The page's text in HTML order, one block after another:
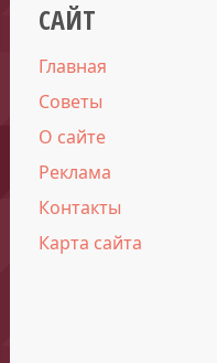
САЙТ
Главная
Советы
О сайте
Реклама
Контакты
Карта сайта